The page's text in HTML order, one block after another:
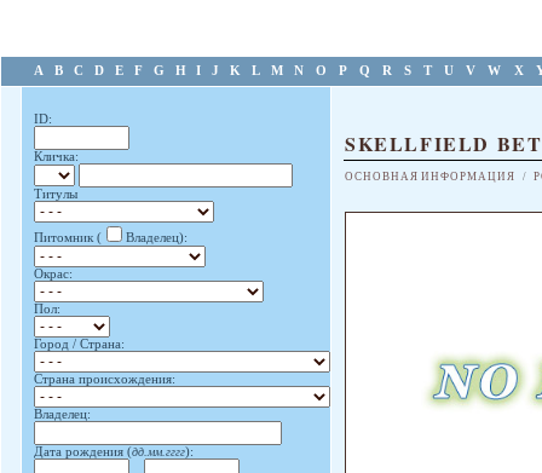
A B C D E F G H I J K L M N O P Q R S T U V W X
ID:
Кличка:
Титулы
Питомник ( Владелец):
Окрас:
Пол:
Город / Страна:
Страна происхождения:
Владелец:
Дата рождения (дд.мм.гггг):
SKELLFIELD
ОСНОВНАЯ ИНФОРМАЦИЯ /